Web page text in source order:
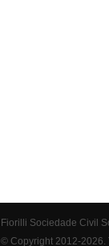
Fiorilli Sociedade Civil
© Copyright 2012-2026.